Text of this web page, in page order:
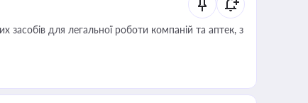
засобів для легальної роботи компаній та аптек, з